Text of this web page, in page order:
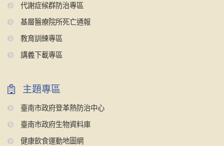
代謝症候群防治專區
基層醫療院所死亡通報
教育訓練專區
講義下載專區
主題專區
臺南市政府登革熱防治中心
臺南市政府生物資料庫
健康飲食運動地圖網